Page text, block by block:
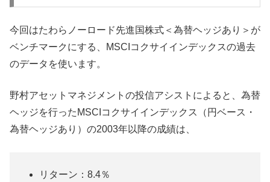
今回はたわらノーロード先進国株式＜為替ヘッジあり＞が
ベンチマークにする、MSCIコクサイインデックスの過去
のデータを使います。
野村アセットマネジメントの投信アシストによると、為替
ヘッジを行ったMSCIコクサイインデックス（円ベース・
為替ヘッジあり）の2003年以降の成績は、
リターン：8.4％